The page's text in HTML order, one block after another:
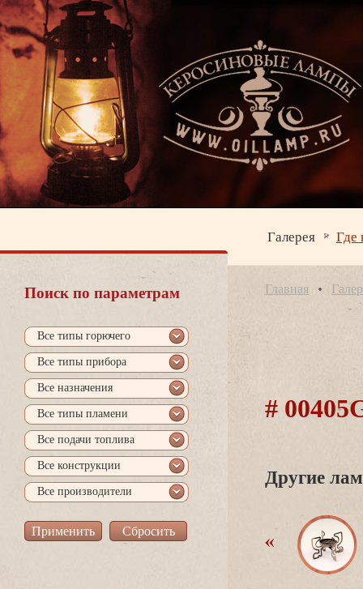
Галерея Где
Поиск по параметрам
се типы горючего
се типы прибора
се назначения
се типы пламени
се подачи топлива
се конструкции
се производители
Главная
#
Другие